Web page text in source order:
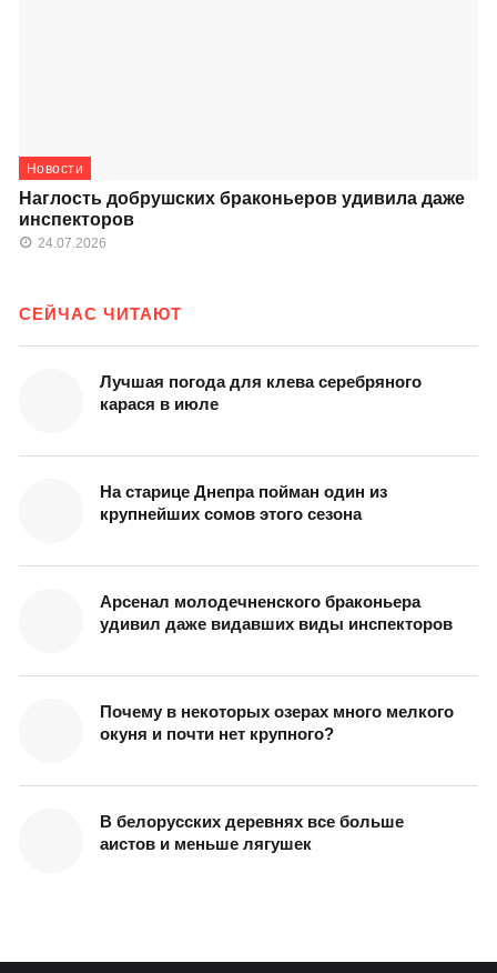
Новости
Наглость добрушских браконьеров удивила даже
инспекторов
24.07.2026
СЕЙЧАС ЧИТАЮТ
Лучшая погода для клева серебряного
карася в июле
На старице Днепра пойман один из
крупнейших сомов этого сезона
Арсенал молодечненского браконьера
удивил даже видавших виды инспекторов
Почему в некоторых озерах много мелкого
окуня и почти нет крупного?
В белорусских деревнях все больше
аистов и меньше лягушек